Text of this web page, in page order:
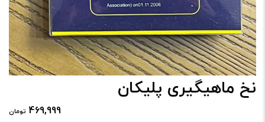
نخ ماهیگیری پلیکان
469,999 تومان